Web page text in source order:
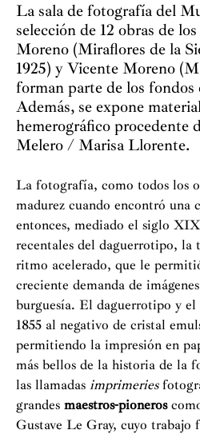
La sala de fotografía del
selección de 12 obras de
Moreno (Miraflores de la
1925) y Vicente Moreno
forman parte de los fondos
Además, se expone
hemerográfico procedente
Melero / Marisa Llorente.
La fotografía, como todos los
madurez cuando encontró una
entonces, mediado el siglo
recentales del daguerrotipo, la
ritmo acelerado, que le
creciente demanda de
burguesía. El daguerrotipo y
1855 al negativo de cristal
permitiendo la impresión en
más bellos de la historia de la
las llamadas imprimeries
grandes maestros-pioneros
Gustave Le Gray, cuyo trabajo